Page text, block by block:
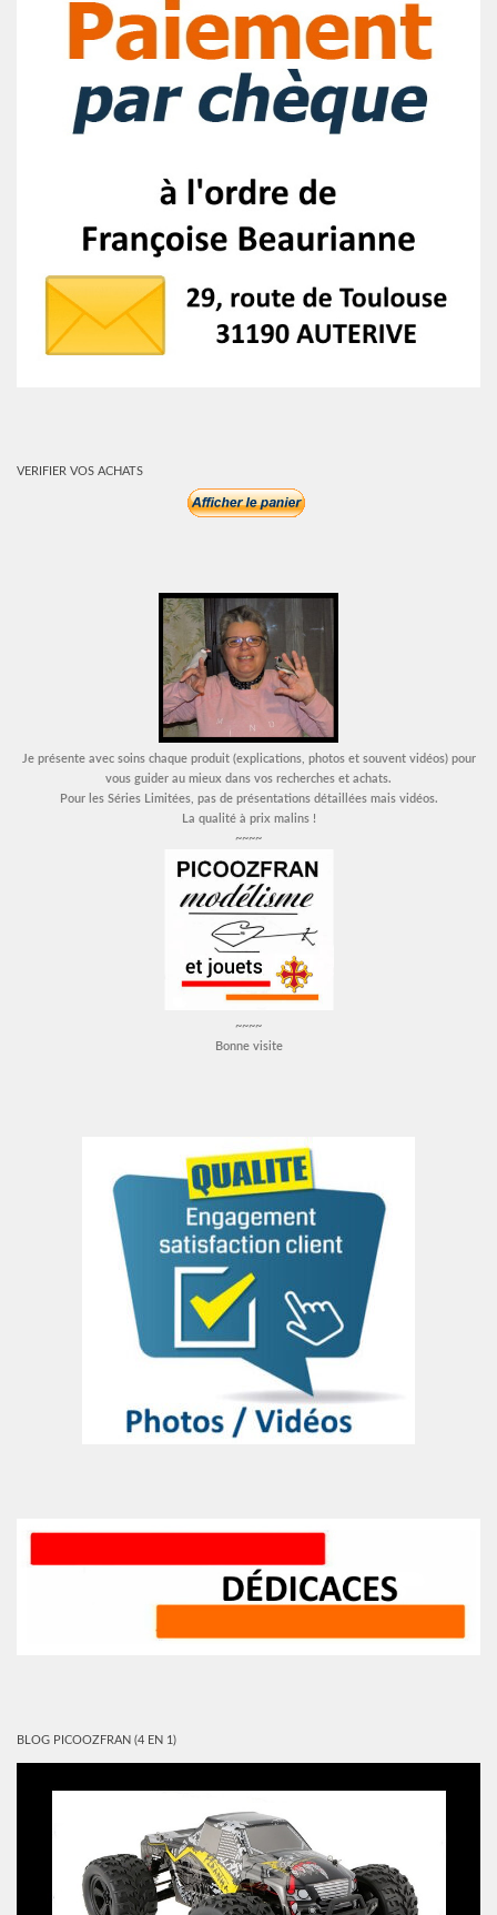
VERIFIER VOS ACHATS
Je présente avec soins chaque produit (explications, photos et souvent vidéos) pour
vous guider au mieux dans vos recherches et achats.
Pour les Séries Limitées, pas de présentations détaillées mais vidéos.
La qualité à prix malins !
~~~~
~~~~
Bonne visite
BLOG PICOOZFRAN (4 EN 1)